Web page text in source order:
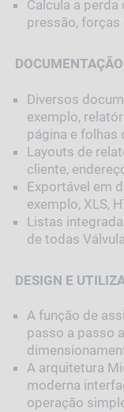
Calcula a
pressão, forças
DOCUMENTAÇÃO
Diversos
exemplo,
página e folhas
Layouts de
cliente,
Exportável em
exemplo, XLS,
Listas
de todas
DESIGN E
A função de
passo a passo
A arquitetura
moderna
operação